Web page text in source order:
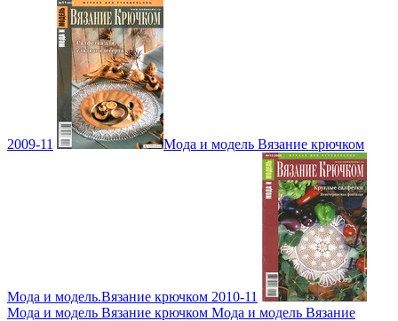
2009-11 Мода и модель Вязание крючком
Мода и модель.Вязание крючком 2010-11
Мода и модель Вязание крючком Мода и модель Вязание